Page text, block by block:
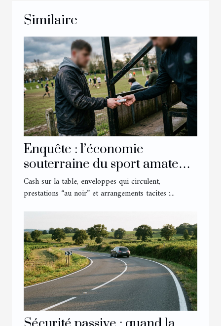
Similaire
Enquête : l’économie
souterraine du sport amateur
en France
Cash sur la table, enveloppes qui circulent,
prestations “au noir” et arrangements tacites :...